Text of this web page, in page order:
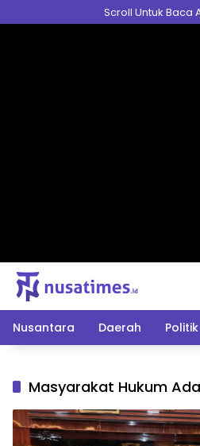
ke
Scroll Untuk Baca
Nusantara Daerah Politik
Masyarakat Hukum